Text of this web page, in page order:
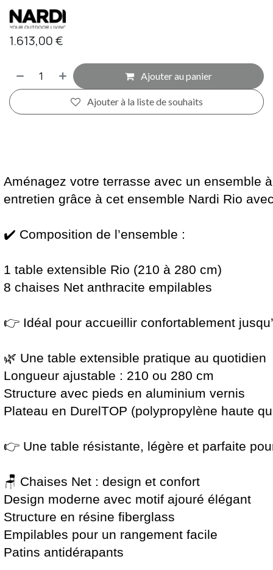
1.613,00€
Ajouter au panier
Ajouter à la liste de souhaits
Aménagez votre terrasse avec un ensemble
entretien grâce à cet ensemble Nardi Rio
✔️ Composition de l’ensemble :
1 table extensible Rio (210 à 280 cm)
8 chaises Net anthracite empilables
👉 Idéal pour accueillir confortablement
🌿 Une table extensible pratique au quotidien
Longueur ajustable : 210 ou 280 cm
Structure avec pieds en aluminium vernis
Plateau en DurelTOP (polypropylène haute
👉 Une table résistante, légère et parfaite
🪑 Chaises Net : design et confort
Design moderne avec motif ajouré élégant
Structure en résine fiberglass
Empilables pour un rangement facile
Patins antidérapants